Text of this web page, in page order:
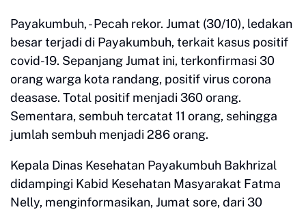
Payakumbuh, - Pecah rekor. Jumat (30/10), ledakan
besar terjadi di Payakumbuh, terkait kasus positif
covid-19. Sepanjang Jumat ini, terkonfirmasi 30
orang warga kota randang, positif virus corona
deasase. Total positif menjadi 360 orang.
Sementara, sembuh tercatat 11 orang, sehingga
jumlah sembuh menjadi 286 orang.
Kepala Dinas Kesehatan Payakumbuh Bakhrizal
didampingi Kabid Kesehatan Masyarakat Fatma
Nelly, menginformasikan, Jumat sore, dari 30